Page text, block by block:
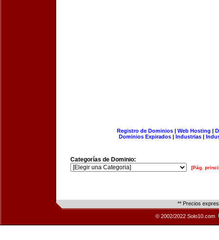
Registro de Dominios| Web Hosting |
Dominios Expirados | Industrias |
Categorías de Dominio:
[Pág.
** Precios
© 2002/2022 Solo10.com